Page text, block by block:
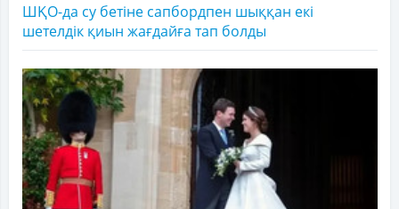
ШҚО-да су бетіне сапбордпен шыққан екі
шетелдік қиын жағдайға тап болды